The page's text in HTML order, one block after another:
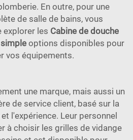
En outre, pour une
de salle de bains, vous
explorer les Cabine de douche
options disponibles pour
vos équipements.
une marque, mais aussi un
de service client, basé sur la
l'expérience. Leur personnel
à choisir les grilles de vidange